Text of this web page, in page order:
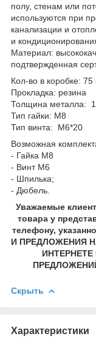
полу, стенам или
используются при
канализации и
и
Материал:
подтвержденная
Кол-во в коробке: 75
Прокладка: резина
Толщина металла:
Тип гайки: М8
Тип винта: М6*20
Возможная
- Гайка М8
- Винт М6
- Шпилька;
- Дюбель.
Уважаемые
товара у
телефону,
И ПРЕДЛОЖЕНИЯ
Скрыть
Характеристики